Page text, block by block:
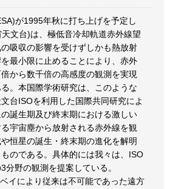
が1995年秋に打ち上げを予定し
文台)は、極低音冷却軌道赤外線望
吸収の影響を受けずしかも熱放射
最小限に止めることにより、赤外
から数千倍の高感度の観測を実現
。本国際学術研究は、このような
台ISOを利用した国際共同研究によ
誕生期及び終末期における激しい
宇宙塵から放射される赤外線を観
恒星の誕生・終末期の進化を解明
のである。具体的には我々は、ISO
分野の観測を提案している。
イにより従来は不可能であった遠方